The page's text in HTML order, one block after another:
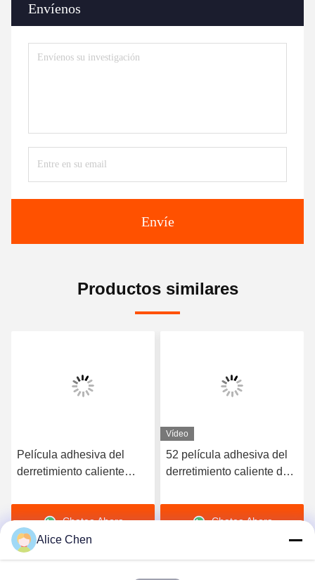
Envíenos
Envíe
Productos similares
Película adhesiva del
derretimiento caliente
del poliuretano 3412
Chatea Ahora
Vídeo
52 película adhesiva del
derretimiento caliente de
A para la ropa interior
inconsútilChatea Ahora
Alice Chen